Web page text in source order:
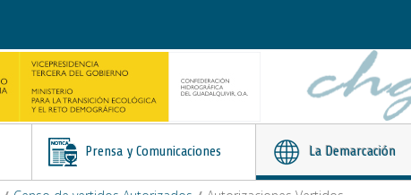
Prensa y Comunicaciones La Demarcación